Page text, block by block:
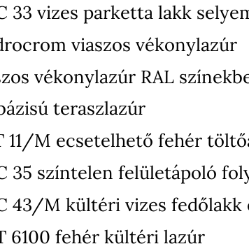
33 vizes parketta lakk
viaszos vékonylazúr
vékonylazúr RAL
teraszlazúr
11/M ecsetelhető fehér
35 színtelen felületápoló
43/M kültéri vizes fedőlakk
6100 fehér kültéri lazúr